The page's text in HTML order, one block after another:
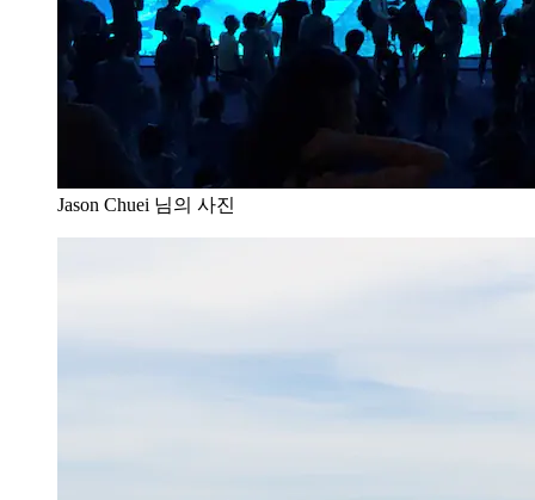
Jason Chuei 님의 사진